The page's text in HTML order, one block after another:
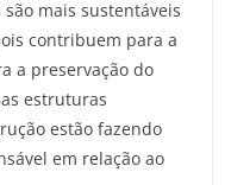
mais sustentáveis
contribuem para a
a preservação do
estruturas
estão fazendo
em relação ao